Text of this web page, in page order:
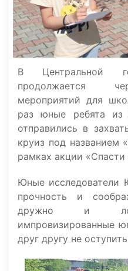
В Центральной
продолжается
мероприятий для
раз юные ребята
отправились в
круиз под названием
рамках акции «Спасти
Юные исследователи
прочность и
дружно и
импровизированные
друг другу не